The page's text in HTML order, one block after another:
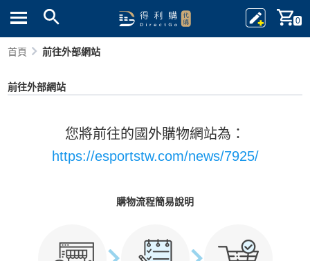
0
首頁 前往外部網站
前往外部網站
您將前往的國外購物網站為：
https://esportstw.com/news/7925/
購物流程簡易說明